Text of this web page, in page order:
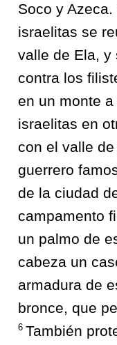
Soco y Azeca.
israelitas se
valle de Ela, y
contra los
en un monte
israelitas en
con el valle
guerrero
de la ciudad
campamento
un palmo de
cabeza un
armadura de
bronce, que
6 También